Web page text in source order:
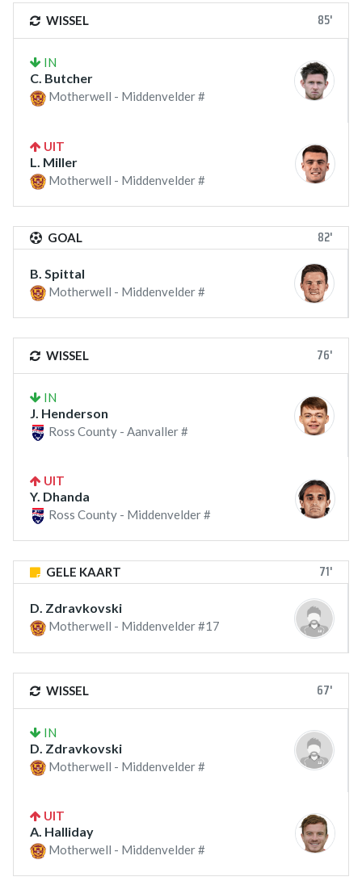
WISSEL 85'
IN
C. Butcher
Motherwell - Middenvelder #
UIT
L. Miller
Motherwell - Middenvelder #
GOAL 82'
B. Spittal
Motherwell - Middenvelder #
WISSEL 76'
IN
J. Henderson
Ross County - Aanvaller #
UIT
Y. Dhanda
Ross County - Middenvelder #
GELE KAART 71'
D. Zdravkovski
Motherwell - Middenvelder #17
WISSEL 67'
IN
D. Zdravkovski
Motherwell - Middenvelder #
UIT
A. Halliday
Motherwell - Middenvelder #